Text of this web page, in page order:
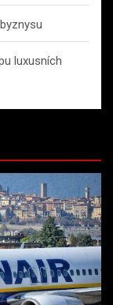
luxusních